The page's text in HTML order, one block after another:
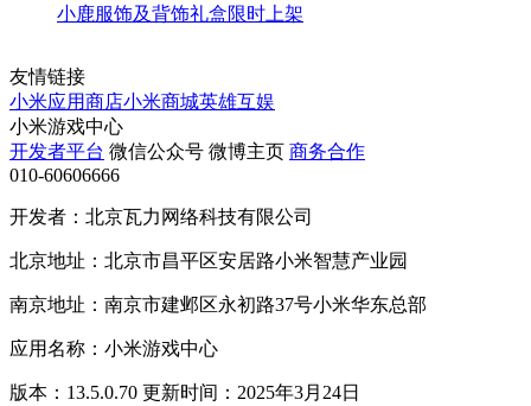
小鹿服饰及背饰礼盒限时上架
友情链接
小米应用商店小米商城英雄互娱
小米游戏中心
开发者平台 微信公众号 微博主页 商务合作
010-60606666
开发者：北京瓦力网络科技有限公司
北京地址：北京市昌平区安居路小米智慧产业园
南京地址：南京市建邺区永初路37号小米华东总部
应用名称：小米游戏中心
版本：13.5.0.70 更新时间：2025年3月24日